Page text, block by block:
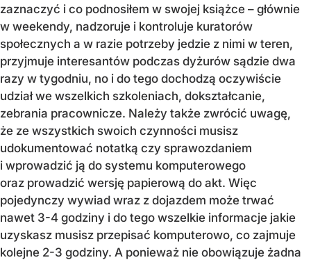
zaznaczyć i co podnosiłem w swojej książce – głównie
w weekendy, nadzoruje i kontroluje kuratorów
społecznych a w razie potrzeby jedzie z nimi w teren,
przyjmuje interesantów podczas dyżurów sądzie dwa
razy w tygodniu, no i do tego dochodzą oczywiście
udział we wszelkich szkoleniach, dokształcanie,
zebrania pracownicze. Należy także zwrócić uwagę,
że ze wszystkich swoich czynności musisz
udokumentować notatką czy sprawozdaniem
i wprowadzić ją do systemu komputerowego
oraz prowadzić wersję papierową do akt. Więc
pojedynczy wywiad wraz z dojazdem może trwać
nawet 3-4 godziny i do tego wszelkie informacje jakie
uzyskasz musisz przepisać komputerowo, co zajmuje
kolejne 2-3 godziny. A ponieważ nie obowiązuje żadna